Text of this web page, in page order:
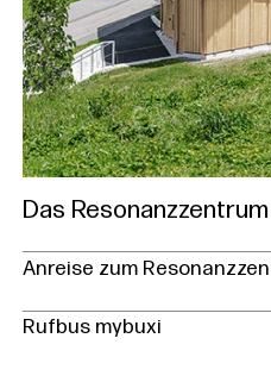
Das
Anreise zum
Rufbus mybuxi